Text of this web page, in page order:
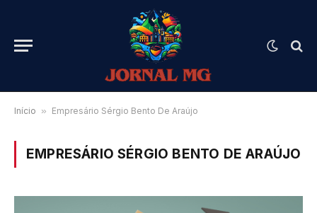
Início » Empresário Sérgio Bento De Araújo
EMPRESÁRIO SÉRGIO BENTO DE ARAÚJO